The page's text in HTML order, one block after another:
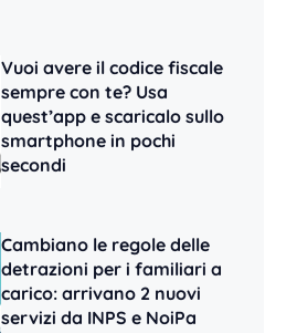
Vuoi avere il codice fiscale
sempre con te? Usa
quest’app e scaricalo sullo
smartphone in pochi
secondi
Cambiano le regole delle
detrazioni per i familiari a
carico: arrivano 2 nuovi
servizi da INPS e NoiPa